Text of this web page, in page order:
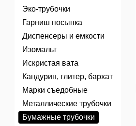
Эко-трубочки
Гарниш посыпка
Диспенсеры и емкости
Изомальт
Искристая вата
Кандурин, глитер, бархат
Марки съедобные
Металлические трубочки
Бумажные трубочки